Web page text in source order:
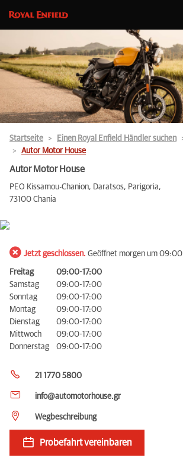
Startseite Einen Royal Enfield Händler suchen
Autor Motor House
Autor Motor House
PEO Kissamou-Chanion, Daratsos, Parigoria,
73100 Chania
Jetzt geschlossen. Geöffnet morgen um 09:00
Freitag
09:00-17:00
Samstag
09:00-17:00
Sonntag
09:00-17:00
Montag
09:00-17:00
Dienstag
09:00-17:00
Mittwoch
09:00-17:00
Donnerstag
09:00-17:00
21 1770 5800
info@automotorhouse.gr
Wegbeschreibung
Probefahrt vereinbaren